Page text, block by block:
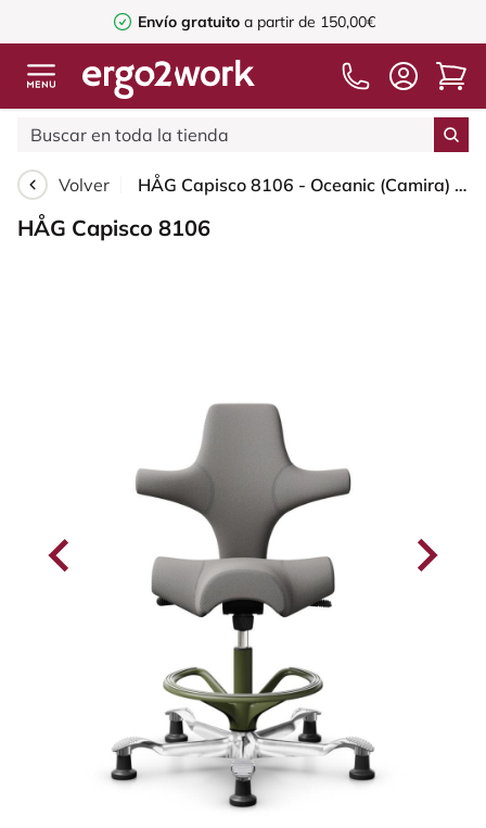
Envío gratuito a partir de 150,00€
Volver HÅG Capisco 8106 - Oceanic (Camira) - Poliéster reciclado - OCI008 - Warm grey - Moss Grey - 265 mm (seat height 53-79cm) - Glides
HÅG Capisco 8106